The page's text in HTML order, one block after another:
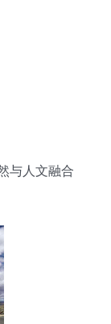
与人文融合